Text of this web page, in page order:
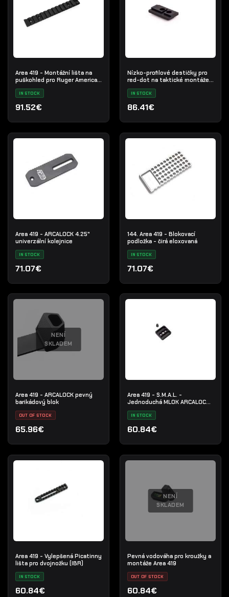
Area 419 - Montážní lišta na
puškohled pro Ruger American
krátká akce
IN STOCK
91.52€
Nízko-profilové destičky pro
red-dot na taktické montáže
Area 419
IN STOCK
86.41€
Area 419 - ARCALOCK 4.25"
univerzální kolejnice
IN STOCK
71.07€
144. Area 419 - Blokovací
podložka - čirá eloxovaná
IN STOCK
71.07€
NENÍ
SKLADEM
Area 419 - ARCALOCK pevný
barikádový blok
OUT OF STOCK
65.96€
Area 419 - S.M.A.L. -
Jednoduchá MLOK ARCALOCK
lišta
IN STOCK
60.84€
Area 419 - Vylepšená Picatinny
lišta pro dvojnožku (IBR)
IN STOCK
60.84€
NENÍ
SKLADEM
Pevná vodováha pro kroužky a
montáže Area 419
OUT OF STOCK
60.84€